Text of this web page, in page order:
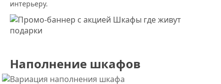
интерьеру.
Наполнение шкафов